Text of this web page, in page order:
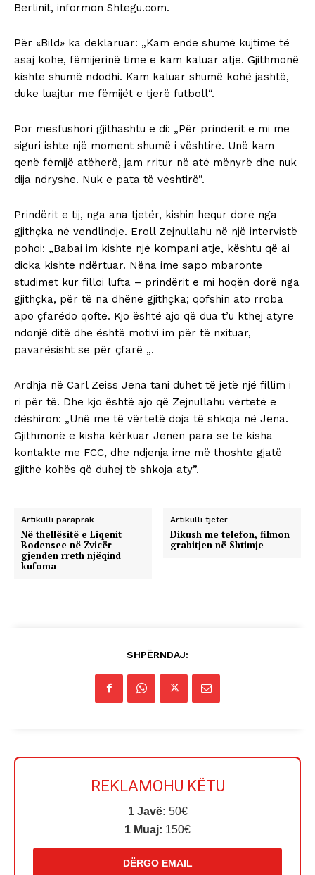
Berlinit, informon Shtegu.com.
Për «Bild» ka deklaruar: „Kam ende shumë kujtime të
asaj kohe, fëmijërinë time e kam kaluar atje. Gjithmonë
kishte shumë ndodhi. Kam kaluar shumë kohë jashtë,
duke luajtur me fëmijët e tjerë futboll“.
Por mesfushori gjithashtu e di: „Për prindërit e mi me
siguri ishte një moment shumë i vështirë. Unë kam
qenë fëmijë atëherë, jam rritur në atë mënyrë dhe nuk
dija ndryshe. Nuk e pata të vështirë”.
Prindërit e tij, nga ana tjetër, kishin hequr dorë nga
gjithçka në vendlindje. Eroll Zejnullahu në një intervistë
pohoi: „Babai im kishte një kompani atje, kështu që ai
dicka kishte ndërtuar. Nëna ime sapo mbaronte
studimet kur filloi lufta – prindërit e mi hoqën dorë nga
gjithçka, për të na dhënë gjithçka; qofshin ato rroba
apo çfarëdo qoftë. Kjo është ajo që dua t’u kthej atyre
ndonjë ditë dhe është motivi im për të nxituar,
pavarësisht se për çfarë „.
Ardhja në Carl Zeiss Jena tani duhet të jetë një fillim i
ri për të. Dhe kjo është ajo që Zejnullahu vërtetë e
dëshiron: „Unë me të vërtetë doja të shkoja në Jena.
Gjithmonë e kisha kërkuar Jenën para se të kisha
kontakte me FCC, dhe ndjenja ime më thoshte gjatë
gjithë kohës që duhej të shkoja aty”.
Artikulli paraprak
Në thellësitë e Liqenit
Bodensee në Zvicër
gjenden rreth njëqind
kufoma
Artikulli tjetër
Dikush me telefon, filmon
grabitjen në Shtimje
SHPËRNDAJ:
REKLAMOHU KËTU
1 Javë: 50€
1 Muaj: 150€
DËRGO EMAIL